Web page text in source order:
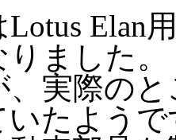
Elan
りました
実際のと
いたよう